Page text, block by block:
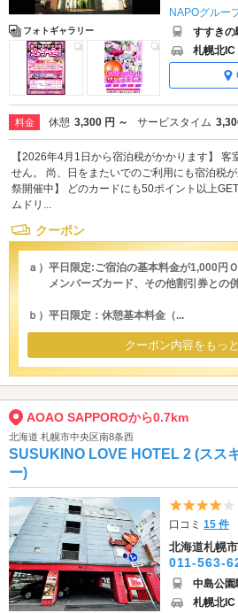
フォトギャラリー
NAPOグルー
すすき
札幌北IC
料金 休憩 3,300 円 ～ サービスタイム
【2026年4月1日から宿泊税がかかります】 客
せん。 尚、日をまたいでのご利用にも宿泊税
祭開催中】 どのカードにも50ポイント以上
ムドリ...
クーポン
ａ）平日限定:ご宿泊の基本料金が1,000円Ｏ
メンバーズカード、その他割引券との併
ｂ）平日限定：休憩基本料金（...
クーポン内容をもっ
AOAO SAPPOROから0.7km
北海道 札幌市中央区南8条西
SUSUKINO LOVE HOTEL 2 (スス
ー)
口コミ15 件
北海道札幌
011-563-
中島公
札幌北IC